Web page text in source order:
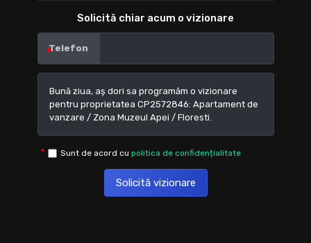
Solicită chiar acum o vizionare
Telefon
Sunt de acord cu politica de confidențialitate
Solicită vizionare